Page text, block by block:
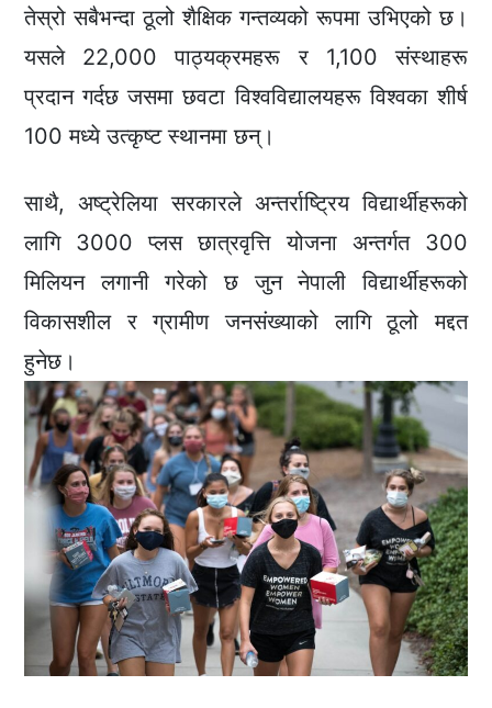
तेस्रो सबैभन्दा ठूलो शैक्षिक गन्तव्यको रूपमा उभिएको छ।
यसले 22,000 पाठ्यक्रमहरू र 1,100 संस्थाहरू
प्रदान गर्दछ जसमा छवटा विश्वविद्यालयहरू विश्वका शीर्ष
100 मध्ये उत्कृष्ट स्थानमा छन्।
साथै, अष्ट्रेलिया सरकारले अन्तर्राष्ट्रिय विद्यार्थीहरूको
लागि 3000 प्लस छात्रवृत्ति योजना अन्तर्गत 300
मिलियन लगानी गरेको छ जुन नेपाली विद्यार्थीहरूको
विकासशील र ग्रामीण जनसंख्याको लागि ठूलो मद्दत
हुनेछ।